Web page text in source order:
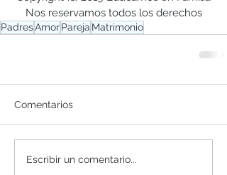
Nos reservamos todos los derechos
PadresAmorPareja Matrimonio
Comentarios
Escribir un comentario...